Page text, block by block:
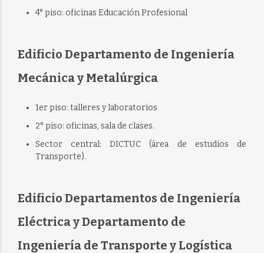
4° piso: oficinas Educación Profesional
Edificio Departamento de Ingeniería
Mecánica y Metalúrgica
1er piso: talleres y laboratorios
2° piso: oficinas, sala de clases.
Sector central: DICTUC (área de estudios de
Transporte).
Edificio Departamentos de Ingeniería
Eléctrica y Departamento de
Ingeniería de Transporte y Logística